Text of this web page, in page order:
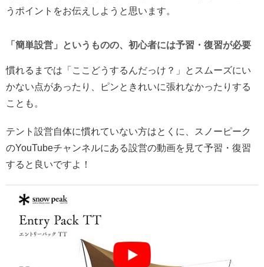
うポイントをお伝えしようと思います。
「簡単設営」というものの、初心者には予習・復習が必要
慣れるまでは「ここどうするんだっけ？」とスムーズにい
かない点があったり、ピンときれいに張れなかったりする
ことも。
テント設営自体に慣れていない方はとくに、スノーピーク
のYouTubeチャンネルにある設営の動画を見て予習・復習
すると良いですよ！